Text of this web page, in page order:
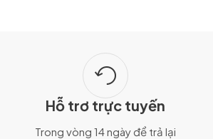
Hỗ trơ trực tuyến
Trong vòng 14 ngày để trả lại